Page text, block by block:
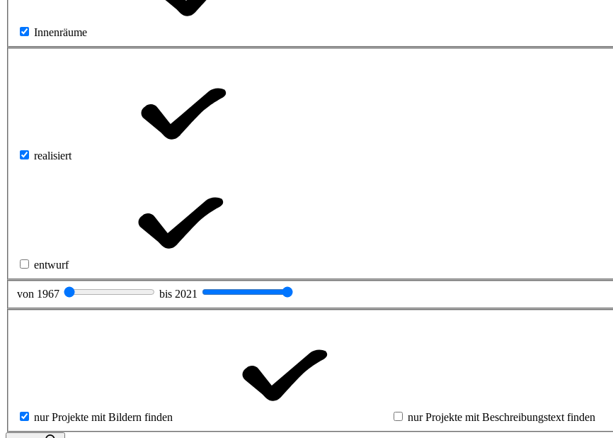
Innenräume
realisiert
entwurf
von 1967 bis 2021
nur Projekte mit Bildern finden nur Projekte mit Beschreibungstext finden